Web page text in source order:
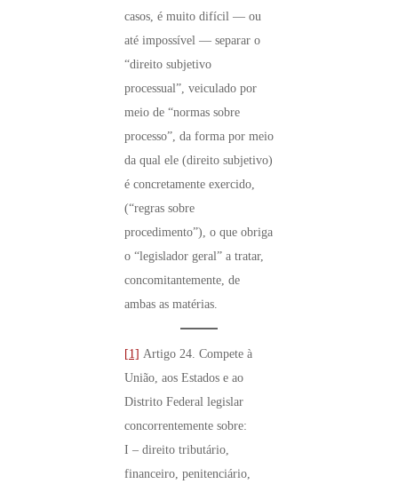
casos, é muito difícil — ou
até impossível — separar o
“direito subjetivo
processual”, veiculado por
meio de “normas sobre
processo”, da forma por meio
da qual ele (direito subjetivo)
é concretamente exercido,
(“regras sobre
procedimento”), o que obriga
o “legislador geral” a tratar,
concomitantemente, de
ambas as matérias.
[1] Artigo 24. Compete à
União, aos Estados e ao
Distrito Federal legislar
concorrentemente sobre:
I – direito tributário,
financeiro, penitenciário,